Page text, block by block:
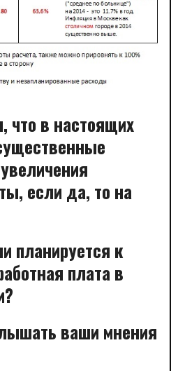
что в настоящих
если да, то на
планируется к
плата в
ваши мнения